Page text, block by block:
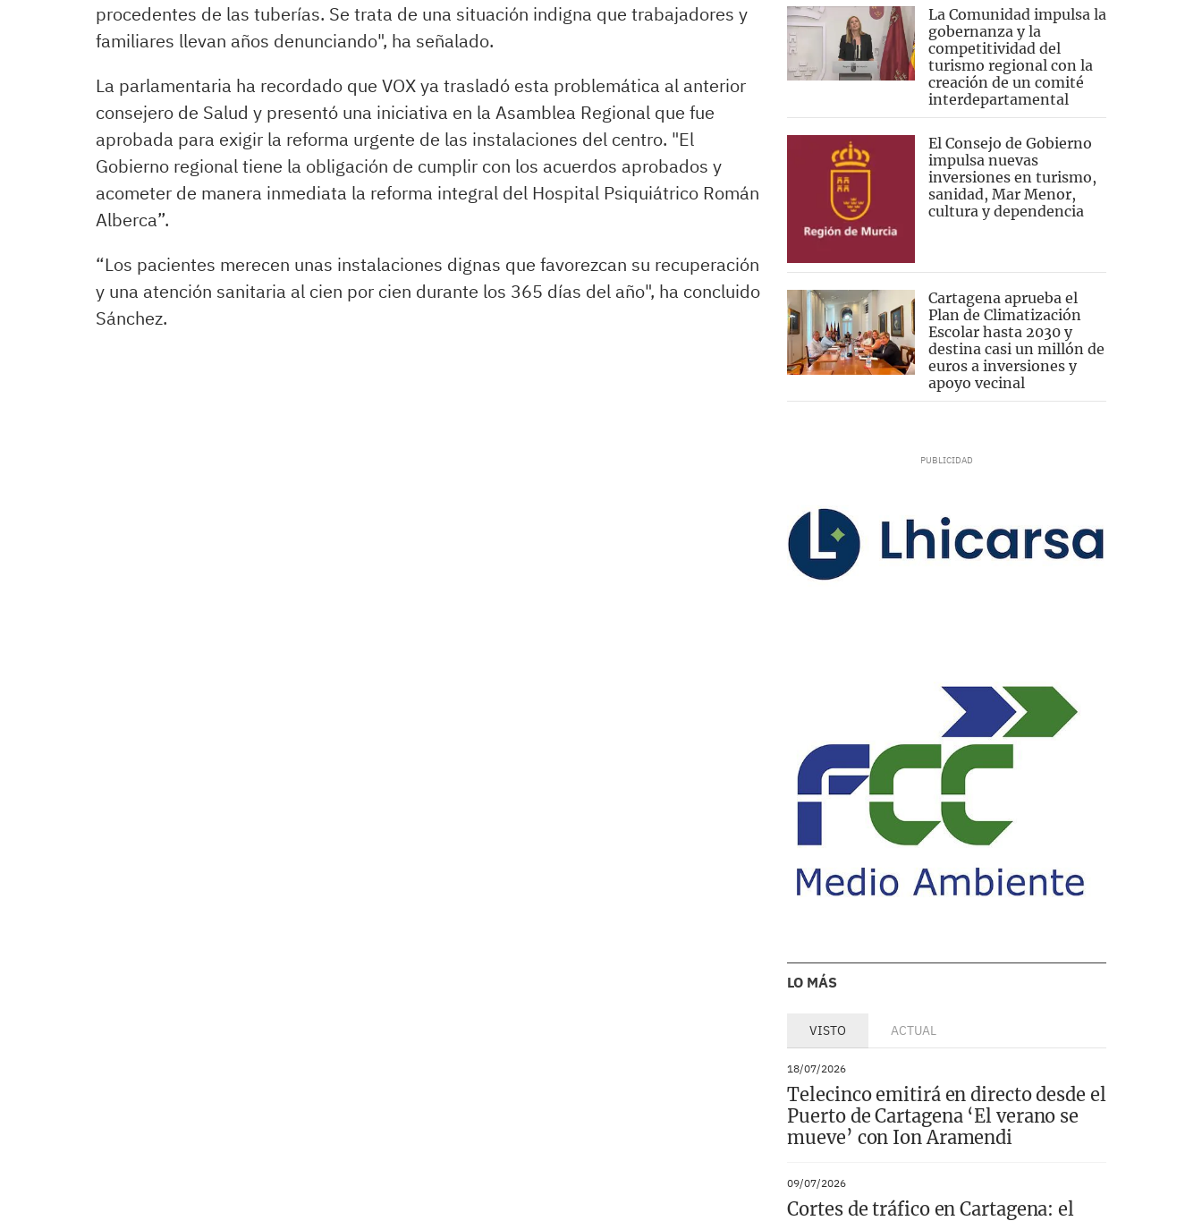
procedentes de las tuberías. Se trata de una situación indigna que trabajadores y
familiares llevan años denunciando", ha señalado.
La parlamentaria ha recordado que VOX ya trasladó esta problemática al anterior
consejero de Salud y presentó una iniciativa en la Asamblea Regional que fue
aprobada para exigir la reforma urgente de las instalaciones del centro. "El
Gobierno regional tiene la obligación de cumplir con los acuerdos aprobados y
acometer de manera inmediata la reforma integral del Hospital Psiquiátrico Román
Alberca”.
“Los pacientes merecen unas instalaciones dignas que favorezcan su recuperación
y una atención sanitaria al cien por cien durante los 365 días del año", ha concluido
Sánchez.
La Comunidad impulsa la
gobernanza y la
competitividad del
turismo regional con la
creación de un comité
interdepartamental
El Consejo de Gobierno
impulsa nuevas
inversiones en turismo,
sanidad, Mar Menor,
cultura y dependencia
Cartagena aprueba el
Plan de Climatización
Escolar hasta 2030 y
destina casi un millón de
euros a inversiones y
apoyo vecinal
LO MÁS
VISTO ACTUAL
18/07/2026
Telecinco emitirá en directo desde el
Puerto de Cartagena ‘El verano se
mueve’ con Ion Aramendi
09/07/2026
Cortes de tráfico en Cartagena: el